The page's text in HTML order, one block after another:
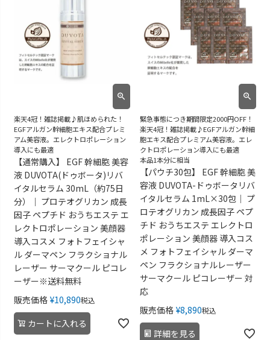
楽天4冠！雑誌掲載♪肌ほめられた！
EGFアルガン幹細胞エキス配合プレミ
アム美容液。エレクトロポレーション
導入にも最適
【通常購入】 EGF 幹細胞 美容
液 DUVOTA(ドゥボータ)リバ
イタルセラム 30mL（約75日
分）｜ プロテオグリカン 成長
因子 ペプチド おうちエステ エ
レクトロポレーション 美顔器
導入コスメ フォトフェイシャ
ル ダーマペン フラクショナル
レーザー サーマクール ピコレ
ーザー※送料無料
販売価格 ¥10,890税込
カートに入れる
緊急事態につき期間限定2000円OFF！
楽天4冠！雑誌掲載♪EGFアルガン幹細
胞エキス配合プレミアム美容液。エレ
クトロポレーション導入にも最適
本品1本分に相当
【パウチ30包】 EGF 幹細胞 美
容液 DUVOTA-ドゥボータリバ
イタルセラム 1mL×30包｜ プ
ロテオグリカン 成長因子 ペプ
チド おうちエステ エレクトロ
ポレーション 美顔器 導入コス
メ フォトフェイシャル ダーマ
ペン フラクショナルレーザー
サーマクール ピコレーザー 対
応
販売価格 ¥8,890税込
詳細を見る